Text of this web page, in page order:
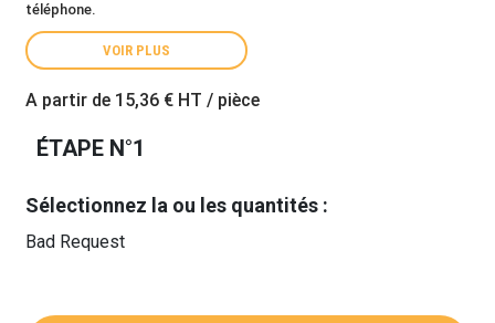
téléphone.
VOIR PLUS
A partir de 15,36 € HT / pièce
ÉTAPE N°1
Sélectionnez la ou les quantités :
Bad Request